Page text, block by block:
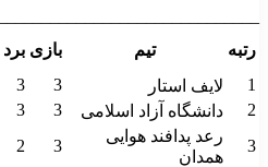
رتبه
تیم بازی برد
1
لایف استار 3
3
2
دانشگاه آزاد اسلامی 3
3
3
رعد پدافند هوایی
همدان
3
2